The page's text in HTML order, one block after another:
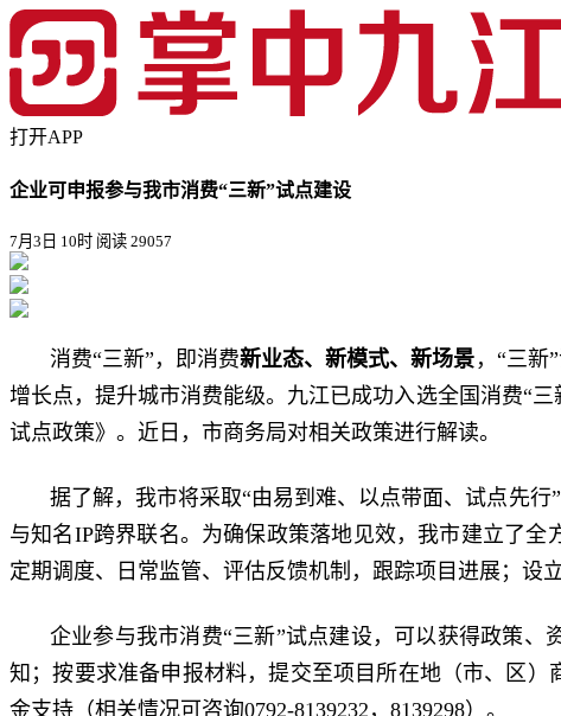
打开APP
企业可申报参与我市消费“三新”试点建设
7月3日 10时 阅读 29057
消费“三新”，即消费新业态、新模式、新场景 ，“三新
增长点，提升城市消费能级。九江已成功入选全国消费“
试点政策》。近日，市商务局对相关政策进行解读。
据了解，我市将采取“由易到难、以点带面、试点先
与知名IP跨界联名。为确保政策落地见效，我市建立了
定期调度、日常监管、评估反馈机制，跟踪项目进展；设
企业参与我市消费“三新”试点建设，可以获得政策
知；按要求准备申报材料，提交至项目所在地（市、区
金支持（相关情况可咨询0792-8139232，8139298）。